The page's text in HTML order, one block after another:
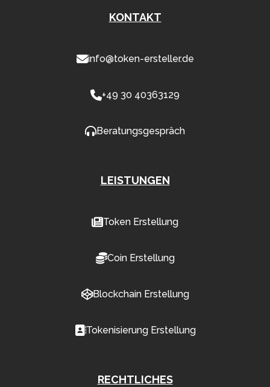
KONTAKT
info@token-ersteller.de
+49 30 40363129
Beratungsgespräch
LEISTUNGEN
Token Erstellung
Coin Erstellung
Blockchain Erstellung
Tokenisierung Erstellung
RECHTLICHES